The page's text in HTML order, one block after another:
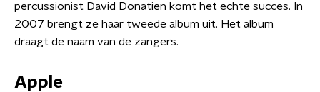
percussionist David Donatien komt het echte succes. In
2007 brengt ze haar tweede album uit. Het album
draagt de naam van de zangers.
Apple